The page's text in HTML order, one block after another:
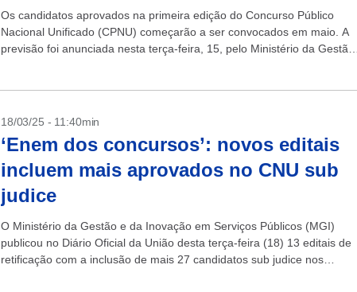
Os candidatos aprovados na primeira edição do Concurso Público
Nacional Unificado (CPNU) começarão a ser convocados em maio. A
previsão foi anunciada nesta terça-feira, 15, pelo Ministério da Gestão
18/03/25 - 11:40min
‘Enem dos concursos’: novos editais
incluem mais aprovados no CNU sub
judice
O Ministério da Gestão e da Inovação em Serviços Públicos (MGI)
publicou no Diário Oficial da União desta terça-feira (18) 13 editais de
retificação com a inclusão de mais 27 candidatos sub judice nos